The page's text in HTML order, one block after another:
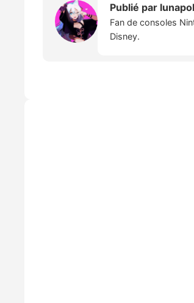
Publié par
Fan de consoles
Disney.